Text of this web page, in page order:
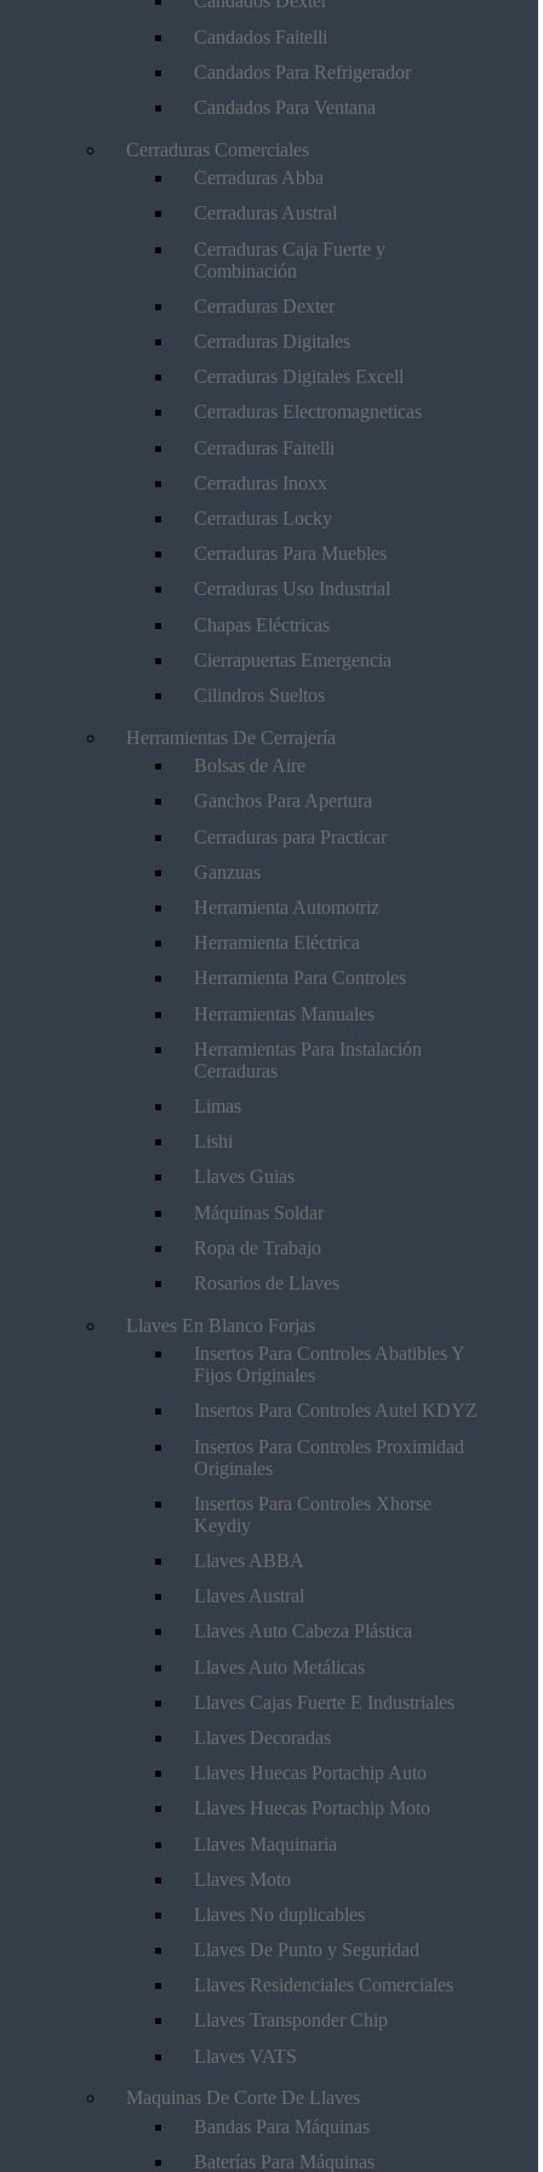
Candados Faitelli
Candados Para Refrigerador
Candados Para Ventana
Cerraduras Comerciales
Cerraduras Abba
Cerraduras Austral
Cerraduras Caja Fuerte y
Combinación
Cerraduras Dexter
Cerraduras Digitales
Cerraduras Digitales Excell
Cerraduras Electromagneticas
Cerraduras Faitelli
Cerraduras Inoxx
Cerraduras Locky
Cerraduras Para Muebles
Cerraduras Uso Industrial
Chapas Eléctricas
Cierrapuertas Emergencia
Cilindros Sueltos
Herramientas De Cerrajería
Bolsas de Aire
Ganchos Para Apertura
Cerraduras para Practicar
Ganzuas
Herramienta Automotriz
Herramienta Eléctrica
Herramienta Para Controles
Herramientas Manuales
Herramientas Para Instalación
Cerraduras
Limas
Lishi
Llaves Guias
Máquinas Soldar
Ropa de Trabajo
Rosarios de Llaves
Llaves En Blanco Forjas
Insertos Para Controles Abatibles Y
Fijos Originales
Insertos Para Controles Autel KDYZ
Insertos Para Controles Proximidad
Originales
Insertos Para Controles Xhorse
Keydiy
Llaves ABBA
Llaves Austral
Llaves Auto Cabeza Plástica
Llaves Auto Metálicas
Llaves Cajas Fuerte E Industriales
Llaves Decoradas
Llaves Huecas Portachip Auto
Llaves Huecas Portachip Moto
Llaves Maquinaria
Llaves Moto
Llaves No duplicables
Llaves De Punto y Seguridad
Llaves Residenciales Comerciales
Llaves Transponder Chip
Llaves VATS
Maquinas De Corte De Llaves
Bandas Para Máquinas
Baterías Para Máquinas